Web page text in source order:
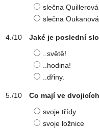
slečna Quillerová
slečna Oukanová
Jaké je poslední
..světě!
..hodina!
..dřiny.
Co mají ve
svoje třídy
svoje ložnice